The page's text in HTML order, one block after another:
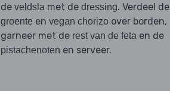
de veldsla met de dressing. Verdeel de
groente en vegan chorizo over borden,
garneer met de rest van de feta en de
pistachenoten en serveer.